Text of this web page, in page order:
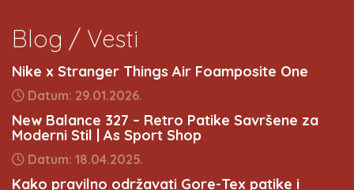
Blog / Vesti
Nike x Stranger Things Air Foamposite One
Datum: 29.01.2026.
New Balance 327 – Retro Patike Savršene za
Moderni Stil | As Sport Shop
Datum: 18.04.2025.
Kako pravilno održavati Gore-Tex patike i